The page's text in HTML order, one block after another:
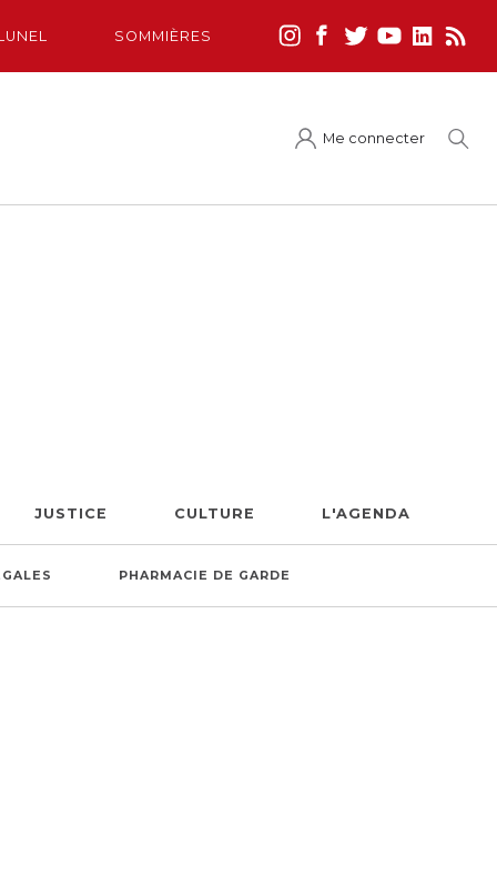
SOMMIÈRES
Me connecter
JUSTICE CULTURE L'AGENDA
PHARMACIE DE GARDE